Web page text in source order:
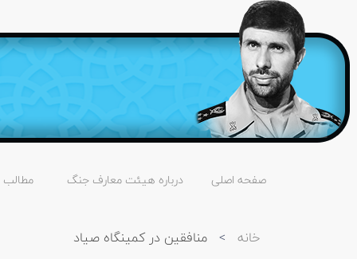
صفحه اصلی درباره هیئت معارف جنگ مطالب
خانه > منافقین در کمینگاه صیاد